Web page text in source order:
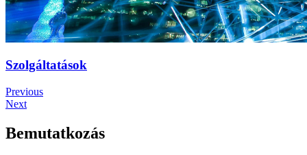
Szolgáltatások
Previous
Next
Bemutatkozás